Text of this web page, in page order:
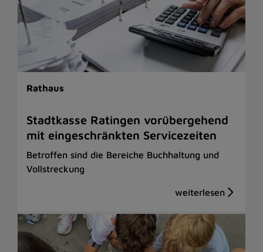
Rathaus
Stadtkasse Ratingen vorübergehend
mit eingeschränkten Servicezeiten
Betroffen sind die Bereiche Buchhaltung und
Vollstreckung